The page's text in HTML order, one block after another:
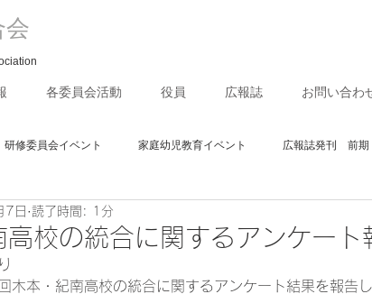
会
各委員会活動 役員 広報誌 お問い合わ
研修委員会イベント 家庭幼児教育イベント 広報誌発刊 前期
域高等学校活性化推進協議会
高校の統合に関するアンケート
7日 読了時間: 1分
木本・紀南高校の統合に関するアンケート結果を報告し